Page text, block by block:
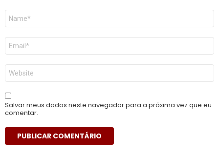
Nome
E-
mail
*
Site
Salvar meus dados neste navegador para a próxima vez que eu
comentar.